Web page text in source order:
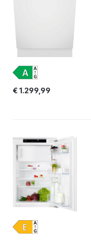
€ 1.299,99